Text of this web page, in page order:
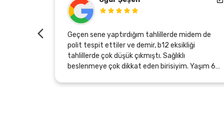
midem de
birisiyim. Yaşım 60
asit üretmiyormuş
Yıllardır yaşadığım gastrit sorunum
(650 profenol) zeytinyağı kullandıktan sonra
tüm şikaytlerimin geçtiğini çok
söyleyebilirim.Firmayı arayıp
hissettiren bu ürünü üretenlere ve